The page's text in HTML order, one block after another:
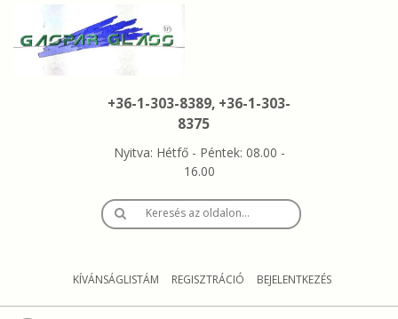
+36-1-303-8389, +36-1-303-
8375
Nyitva: Hétfő - Péntek: 08.00 -
16.00
Keresés az oldalon…
KÍVÁNSÁGLISTÁM REGISZTRÁCIÓ BEJELENTKEZÉS